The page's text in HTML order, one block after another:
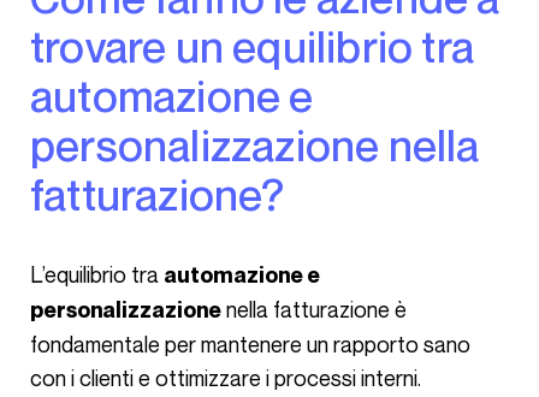
trovare un equilibrio tra
automazione e
personalizzazione nella
fatturazione?
L’equilibrio tra automazione e
personalizzazionenella fatturazione è
fondamentale per mantenere un rapporto sano
con i clienti e ottimizzare i processi interni.